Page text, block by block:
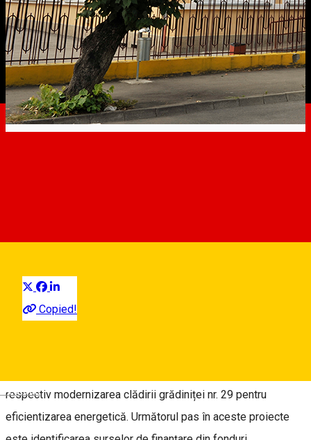
Deutsch
City Hall News
Copied!
Pe ordinea de zi a Consiliului Local Sibiu sunt incluse două
proiecte care se referă la noi investiții în clădirile unor unități
respectiv modernizarea clădirii grădiniței nr. 29 pentru
eficientizarea energetică. Următorul pas în aceste proiecte